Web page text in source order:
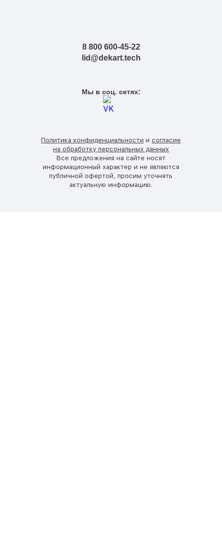
8 800 600-45-22
lid@dekart.tech
Мы в соц. сетях:
Все предложения на сайте носят
информационный характер и не являются
публичной офертой, просим уточнять
актуальную информацию.
Политика конфиденциальности и согласие
на обработку персональных данных